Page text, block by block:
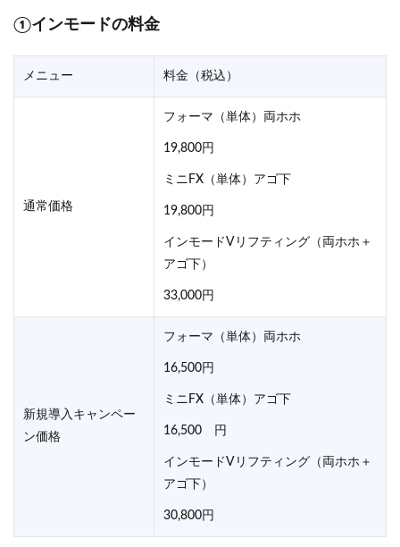
①インモードの料金
メニュー 料金（税込）
通常価格
フォーマ（単体）両ホホ
19,800円
ミニFX（単体）アゴ下
19,800円
インモードVリフティング（両ホホ＋
アゴ下）
33,000円
新規導入キャンペー
ン価格
フォーマ（単体）両ホホ
16,500円
ミニFX（単体）アゴ下
16,500 円
インモードVリフティング（両ホホ＋
アゴ下）
30,800円